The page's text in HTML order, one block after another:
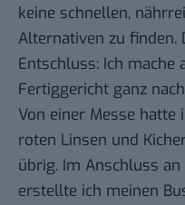
keine schnellen,
Alternativen zu finden.
Entschluss: Ich
Fertiggericht ganz
Von einer Messe hatte
roten Linsen und
übrig. Im Anschluss
erstellte ich meinen